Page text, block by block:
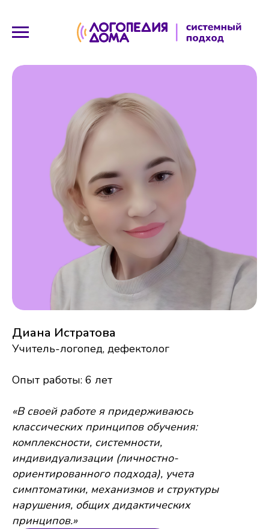
Диана Истратова
Учитель-логопед, дефектолог
Опыт работы: 6 лет
«В своей работе я придерживаюсь
классических принципов обучения:
комплексности, системности,
индивидуализации (личностно-
ориентированного подхода), учета
симптоматики, механизмов и структуры
нарушения, общих дидактических
принципов.»